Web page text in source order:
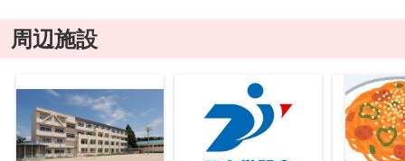
周辺施設